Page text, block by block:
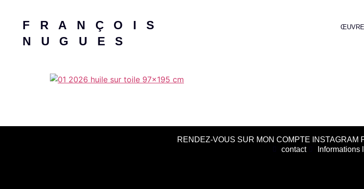
FRANÇOIS
NUGUES
RENDEZ-VOUS SUR MON COMPTE INSTAGRAM
contact
Informations